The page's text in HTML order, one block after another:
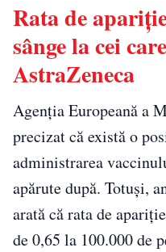
Rata de
sânge la cei
AstraZeneca
Agenția Europeană a
precizat că există o
administrarea
apărute după. Totuși,
arată că rata de
de 0,65 la 100.000 de